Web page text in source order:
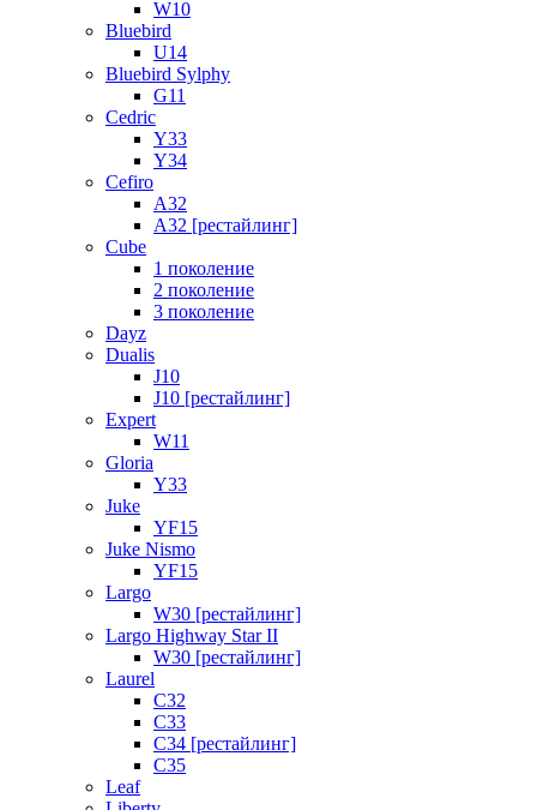
W10
Bluebird
U14
Bluebird Sylphy
G11
Cedric
Y33
Y34
Cefiro
A32
A32 [рестайлинг]
Cube
1 поколение
2 поколение
3 поколение
Dayz
Dualis
J10
J10 [рестайлинг]
Expert
W11
Gloria
Y33
Juke
YF15
Juke Nismo
YF15
Largo
W30 [рестайлинг]
Largo Highway Star II
W30 [рестайлинг]
Laurel
C32
C33
C34 [рестайлинг]
C35
Leaf